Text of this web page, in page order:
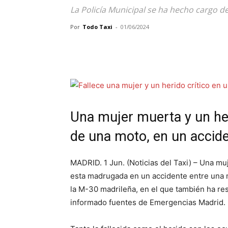
La Policía Municipal se ha hecho cargo
Por Todo Taxi - 01/06/2024
Una mujer muerta y un
de una moto, en un
MADRID. 1 Jun. (Noticias del Taxi) – Una
esta madrugada en un accidente entre
la M-30 madrileña, en el que también ha
informado fuentes de Emergencias Madrid.